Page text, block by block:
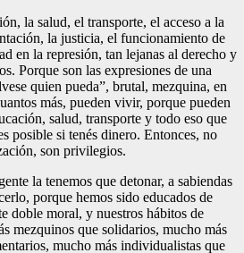
la salud, el transporte, el acceso a la
la justicia, el funcionamiento de
en la represión, tan lejanas al derecho y
Porque son las expresiones de una
quien pueda”, brutal, mezquina, en
más, pueden vivir, porque pueden
salud, transporte y todo eso que
posible si tenés dinero. Entonces, no
son privilegios.
la tenemos que detonar, a sabiendas
porque hemos sido educados de
doble moral, y nuestros hábitos de
mezquinos que solidarios, mucho más
mucho más individualistas que